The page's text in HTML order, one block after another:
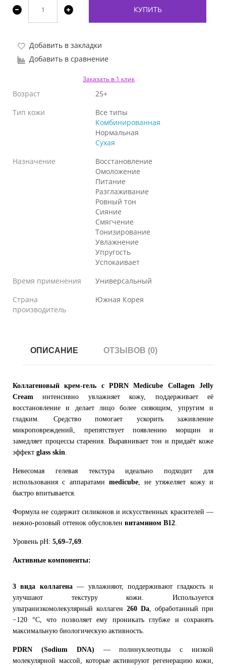
КУПИТЬ
Добавить в закладки
Добавить в сравнение
Заказать в 1 клик
Возраст
25+
Тип кожи
Все типы
Комбинированная
Нормальная
Сухая
Назначение
Восстановление
Омоложение
Питание
Разглаживание
Ровный тон
Сияние
Смягчение
Тонизирование
Увлажнение
Упругость
Успокаивает
Время применения
Универсальный
Страна
производитель
Южная Корея
ОПИСАНИЕ ОТЗЫВОВ (0)
Коллагеновый крем-гель с PDRN Medicube Collagen Jelly
Cream интенсивно увлажняет кожу, поддерживает её
восстановление и делает лицо более сияющим, упругим и
гладким. Средство помогает ускорить заживление
микроповреждений, препятствует появлению морщин и
замедляет процессы старения. Выравнивает тон и придаёт коже
эффект glass skin.
Невесомая гелевая текстура идеально подходит для
использования с аппаратами medicube, не утяжеляет кожу и
быстро впитывается.
Формула не содержит силиконов и искусственных красителей —
нежно-розовый оттенок обусловлен витамином B12.
Уровень pH: 5,69–7,69.
Активные компоненты:
3 вида коллагена— увлажняют, поддерживают гладкость и
улучшают текстуру кожи. Используется
ультранизкомолекулярный коллаген 260 Da, обработанный при
−120 °C, что позволяет ему проникать глубже и сохранять
максимальную биологическую активность.
PDRN (Sodium DNA) — полинуклеотиды с низкой
молекулярной массой, которые активируют регенерацию кожи,